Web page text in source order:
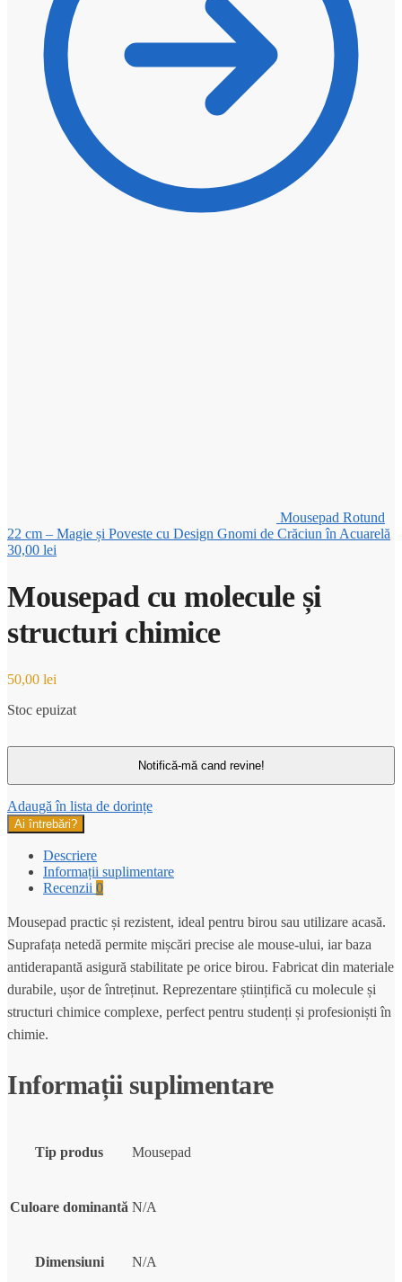
Mousepad Rotund
22 cm – Magie și Poveste cu Design Gnomi de Crăciun în Acuarelă
30,00 lei
Mousepad cu molecule și
structuri chimice
50,00 lei
Stoc epuizat
Adaugă în lista de dorințe
Ai întrebări?
Descriere
Informații suplimentare
Recenzii 0
Mousepad practic și rezistent, ideal pentru birou sau utilizare acasă.
Suprafața netedă permite mișcări precise ale mouse-ului, iar baza
antiderapantă asigură stabilitate pe orice birou. Fabricat din materiale
durabile, ușor de întreținut. Reprezentare științifică cu molecule și
structuri chimice complexe, perfect pentru studenți și profesioniști în
chimie.
Informații suplimentare
Tip produs Mousepad
Culoare dominantă N/A
Dimensiuni N/A